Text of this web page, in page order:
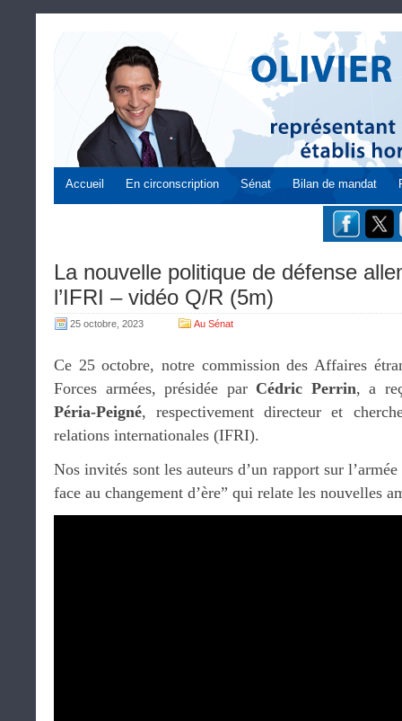
Accueil En circonscription Sénat Bilan de mandat
La nouvelle politique de défense
l’IFRI – vidéo Q/R (5m)
25 octobre, 2023 Au Sénat
Ce 25 octobre, notre commission des Affaires
Forces armées, présidée par Cédric Perrin, a
Péria-Peigné, respectivement directeur et
relations internationales (IFRI).
Nos invités sont les auteurs d’un rapport sur
face au changement d’ère” qui relate les nouvelles